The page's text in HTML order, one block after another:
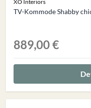
XO Interiors
TV-Kommode Shabby
889,00 €